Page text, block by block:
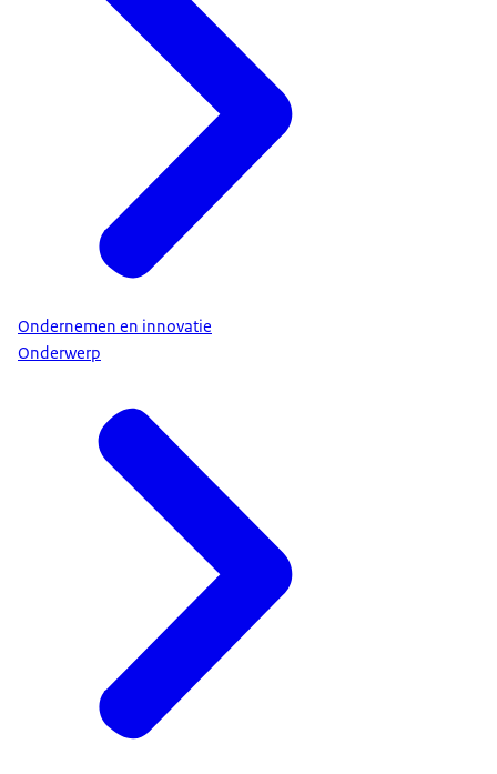
Ondernemen en innovatie
Onderwerp